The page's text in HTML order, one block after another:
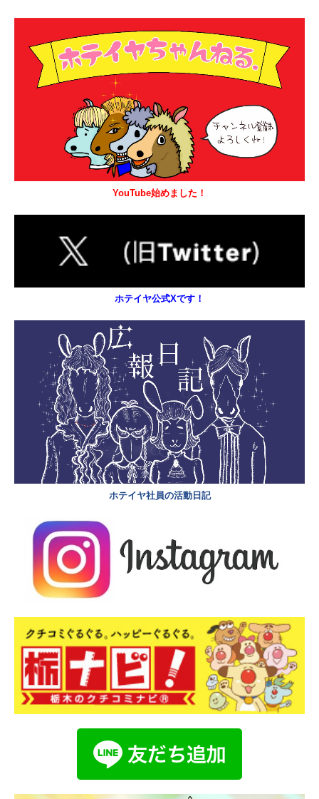
YouTube始めました！
ホテイヤ公式Xです！
ホテイヤ社員の活動日記